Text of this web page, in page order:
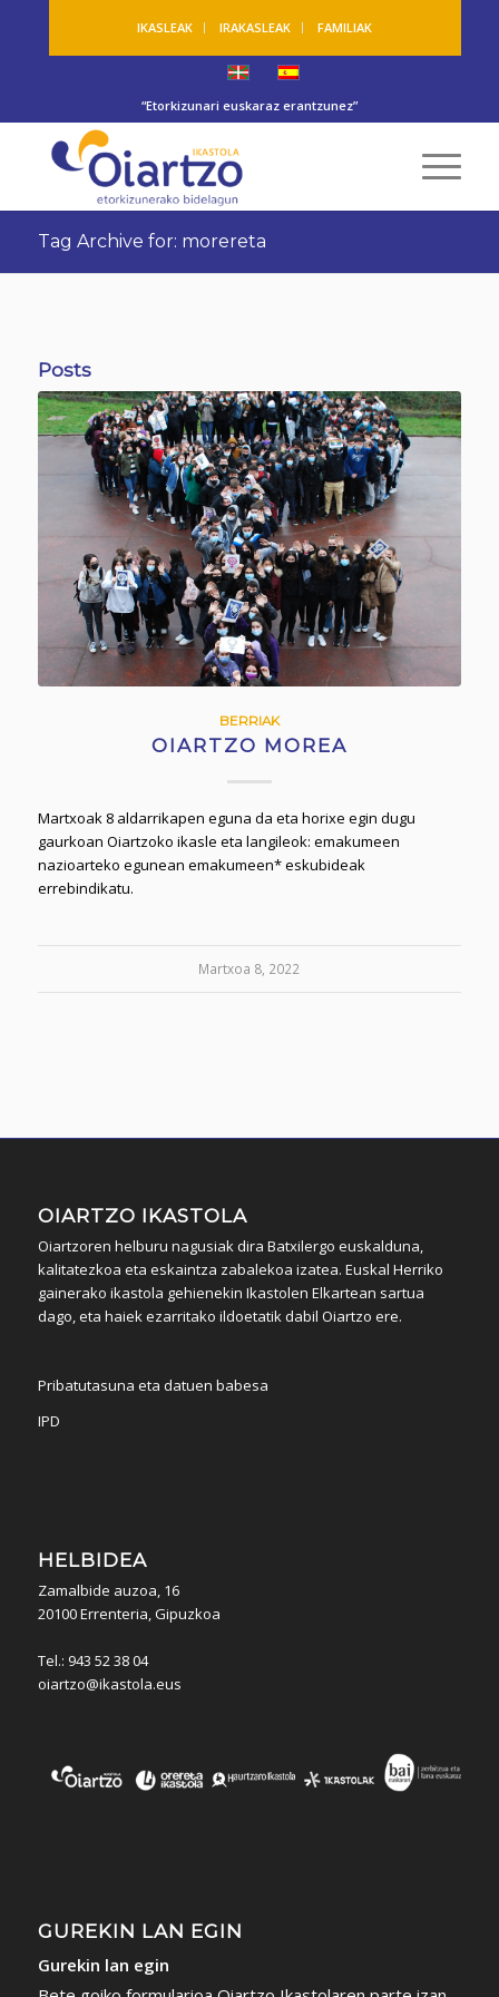
IKASLEAK IRAKASLEAK FAMILIAK
“Etorkizunari euskaraz erantzunez”
Tag Archive for: morereta
Posts
BERRIAK
OIARTZO MOREA
Martxoak 8 aldarrikapen eguna da eta horixe egin dugu
gaurkoan Oiartzoko ikasle eta langileok: emakumeen
nazioarteko egunean emakumeen* eskubideak
errebindikatu.
Martxoa 8, 2022
OIARTZO IKASTOLA
Oiartzoren helburu nagusiak dira Batxilergo euskalduna,
kalitatezkoa eta eskaintza zabalekoa izatea. Euskal Herriko
gainerako ikastola gehienekin Ikastolen Elkartean sartua
dago, eta haiek ezarritako ildoetatik dabil Oiartzo ere.
Pribatutasuna eta datuen babesa
IPD
HELBIDEA
Zamalbide auzoa, 16
20100 Errenteria, Gipuzkoa
Tel.: 943 52 38 04
oiartzo@ikastola.eus
GUREKIN LAN EGIN
Gurekin lan egin